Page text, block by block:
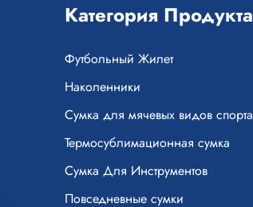
Категория Продукта
Футбольный Жилет
Наколенники
Сумка для мячевых видов спорта
Термосублимационная сумка
Сумка Для Инструментов
Повседневные сумки